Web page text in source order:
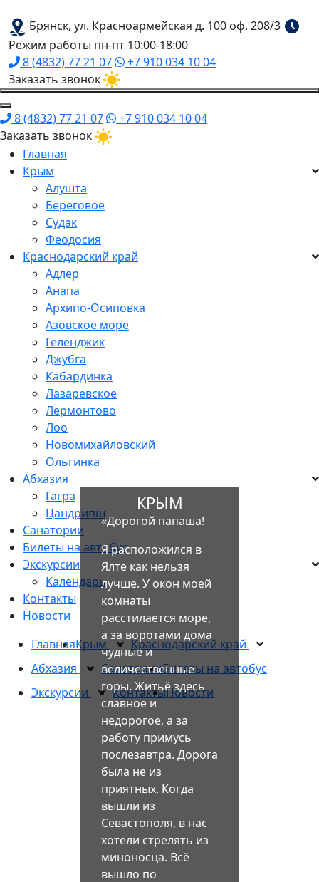
Брянск, ул. Красноармейская д. 100 оф. 208/3
Режим работы пн-пт 10:00-18:00
8 (4832) 77 21 07
+7 910 034 10 04
Заказать звонок
8 (4832) 77 21 07
+7 910 034 10 04
Заказать звонок
Главная
Крым
Алушта
Береговое
Судак
Феодосия
Краснодарский край
Адлер
Анапа
Архипо-Осиповка
Азовское море
Геленджик
Джубга
Кабардинка
Лазаревское
Лермонтово
Лоо
Новомихайловский
Ольгинка
Абхазия
Гагра
Цандрипш
Санатории
Билеты на автобус
Экскурсии
Календарь
Контакты
Новости
ГлавнаяКрым
Краснодарский край
Абхазия
СанаторииБилеты на автобус
Экскурсии
КонтактыНовости
КРЫМ
«Дорогой папаша!
Я расположился в
Ялте как нельзя
лучше. У окон моей
комнаты
расстилается море,
а за воротами дома
чудные и
величественные
горы. Житьё здесь
славное и
недорогое, а за
работу примусь
послезавтра. Дорога
была не из
приятных. Когда
вышли из
Севастополя, в нас
хотели стрелять из
миноносца. Всё
вышло по